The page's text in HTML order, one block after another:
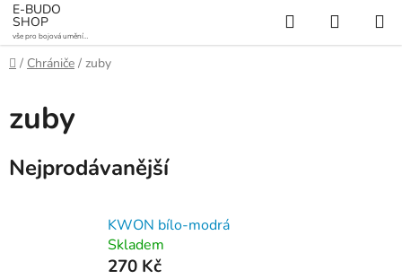
Přejít
na
obsah
E-BUDO
SHOP
vše pro bojová umění a
sporty
Hledat
KOŠÍK
Domů
/ Chrániče / zuby
zuby
Nejprodávanější
KWON bílo-modrá
Skladem
270 Kč